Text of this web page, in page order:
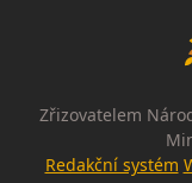
Zřizovatelem
Redakční systém